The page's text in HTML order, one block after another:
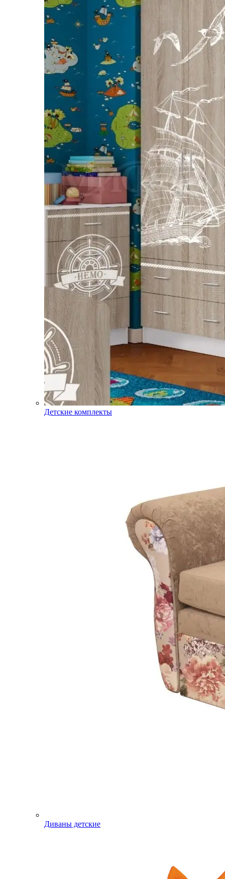
Детские комплекты
Диваны детские